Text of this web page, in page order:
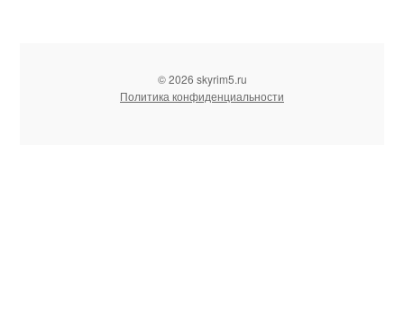
© 2026 skyrim5.ru
Политика конфиденциальности